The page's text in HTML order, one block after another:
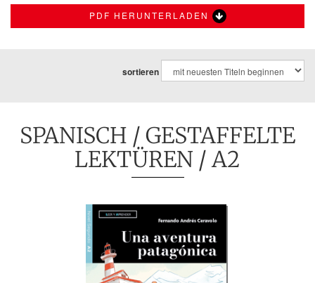
PDF HERUNTERLADEN
sortieren
SPANISCH / GESTAFFELTE
LEKTÜREN / A2